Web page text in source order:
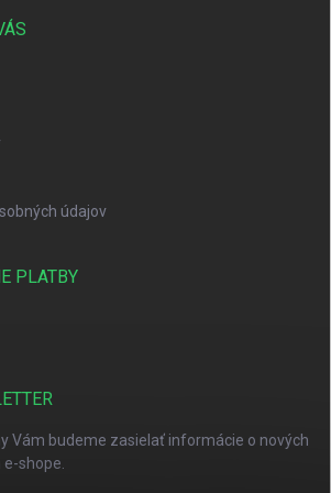
údajov
PLATBY
Vám budeme zasielať informácie o nových
shope.